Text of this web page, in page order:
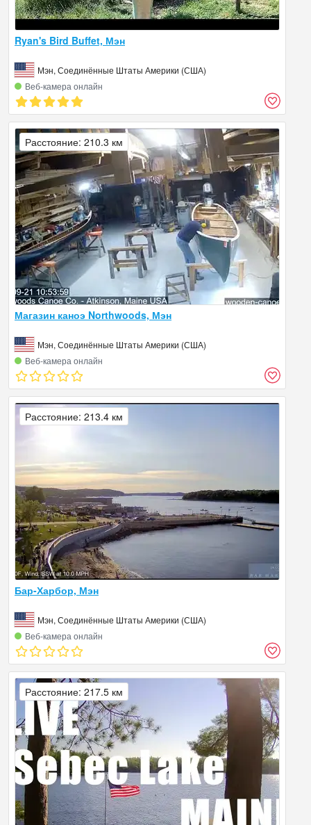
Ryan's Bird Buffet, Мэн
Мэн, Соединённые Штаты Америки (США)
Веб‑камера онлайн
Магазин каноэ Northwoods, Мэн
Мэн, Соединённые Штаты Америки (США)
Веб‑камера онлайн
Расстояние: 210.3 км
Бар-Харбор, Мэн
Мэн, Соединённые Штаты Америки (США)
Веб‑камера онлайн
Расстояние: 213.4 км
Расстояние: 217.5 км